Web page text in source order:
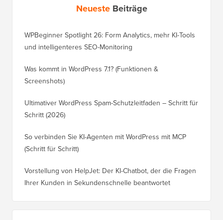
Neueste Beiträge
WPBeginner Spotlight 26: Form Analytics, mehr KI-Tools
und intelligenteres SEO-Monitoring
Was kommt in WordPress 7.1? (Funktionen &
Screenshots)
Ultimativer WordPress Spam-Schutzleitfaden – Schritt für
Schritt (2026)
So verbinden Sie KI-Agenten mit WordPress mit MCP
(Schritt für Schritt)
Vorstellung von HelpJet: Der KI-Chatbot, der die Fragen
Ihrer Kunden in Sekundenschnelle beantwortet